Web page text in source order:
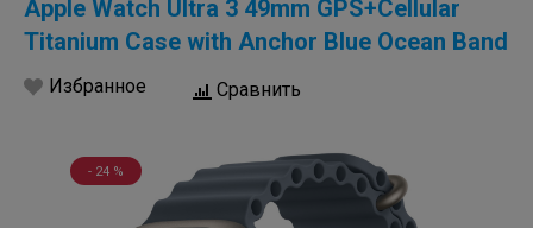
Apple Watch Ultra 3 49mm GPS+Cellular
Titanium Case with Anchor Blue Ocean Band
Избранное Сравнить
- 24 %